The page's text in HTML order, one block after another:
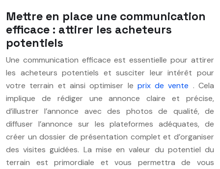
Mettre en place une communication
efficace : attirer les acheteurs
potentiels
Une communication efficace est essentielle pour attirer
les acheteurs potentiels et susciter leur intérêt pour
votre terrain et ainsi optimiser le prix de vente . Cela
implique de rédiger une annonce claire et précise,
d’illustrer l’annonce avec des photos de qualité, de
diffuser l’annonce sur les plateformes adéquates, de
créer un dossier de présentation complet et d’organiser
des visites guidées. La mise en valeur du potentiel du
terrain est primordiale et vous permettra de vous